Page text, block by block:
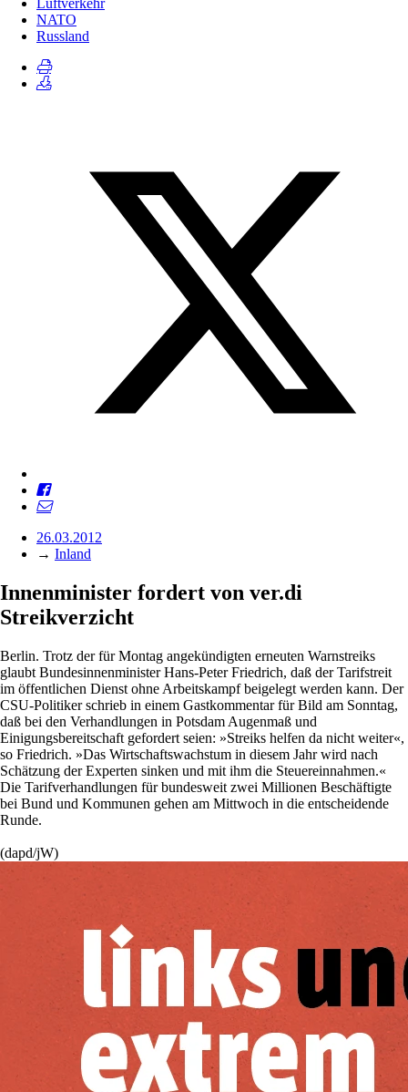
Luftverkehr
NATO
Russland
26.03.2012
→ Inland
Innenminister fordert von ver.di
Streikverzicht
Berlin. Trotz der für Montag angekündigten erneuten Warnstreiks
glaubt Bundesinnenminister Hans-Peter Friedrich, daß der Tarifstreit
im öffentlichen Dienst ohne Arbeitskampf beigelegt werden kann. Der
CSU-Politiker schrieb in einem Gastkommentar für Bild am Sonntag,
daß bei den Verhandlungen in Potsdam Augenmaß und
Einigungsbereitschaft gefordert seien: »Streiks helfen da nicht weiter«,
so Friedrich. »Das Wirtschaftswachstum in diesem Jahr wird nach
Schätzung der Experten sinken und mit ihm die Steuereinnahmen.«
Die Tarifverhandlungen für bundesweit zwei Millionen Beschäftigte
bei Bund und Kommunen gehen am Mittwoch in die entscheidende
Runde.
(dapd/jW)